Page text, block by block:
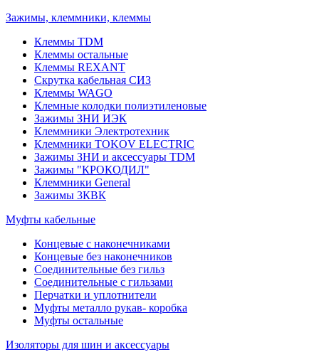
Зажимы, клеммники, клеммы
Клеммы TDM
Клеммы остальные
Клеммы REXANT
Скрутка кабельная СИЗ
Клеммы WAGO
Клемные колодки полиэтиленовые
Зажимы ЗНИ ИЭК
Клеммники Электротехник
Клеммники TOKOV ELECTRIC
Зажимы ЗНИ и аксессуары TDM
Зажимы "КРОКОДИЛ"
Клеммники General
Зажимы 3КВК
Муфты кабельные
Концевые с наконечниками
Концевые без наконечников
Соединительные без гильз
Соединительные с гильзами
Перчатки и уплотнители
Муфты металло рукав- коробка
Муфты остальные
Изоляторы для шин и аксессуары